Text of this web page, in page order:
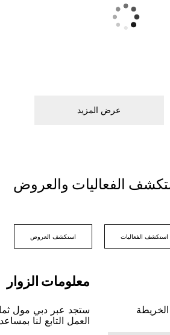
ﻋﺮﺽ اﻟﻤﺰﻳﺪ
اﻟﻔﻌﺎﻟﻴﺎﺕ ﻭاﻟﻌﺮﻭﺽ
اﺳﺘﻜﺸﻒ اﻟﻔﻌﺎﻟﻴﺎﺕ اﺳﺘﻜﺸﻒ اﻟﻌﺮﻭﺽ
ﻣﻌﻠﻮﻣﺎﺕ اﻟﺰﻭاﺭ
ﺳﺘﺠﺪ ﻋﺒﺮ ﺩﺑﻲ ﻣﻮﻝ
اﻟﻌﻤﻞ اﻟﺘﺎﺑﻊ ﻟﻨﺎ